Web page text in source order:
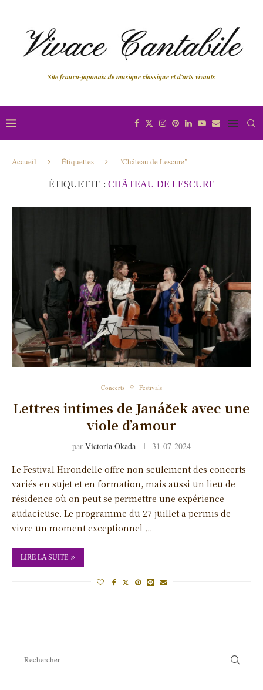
Site franco-japonais de musique classique et d'arts vivants
Accueil Étiquettes "Château de Lescure"
ÉTIQUETTE : CHÂTEAU DE LESCURE
Concerts Festivals
Lettres intimes de Janáček avec une
viole d’amour
par Victoria Okada 31-07-2024
Le Festival Hirondelle offre non seulement des concerts
variés en sujet et en formation, mais aussi un lieu de
résidence où on peut se permettre une expérience
audacieuse. Le programme du 27 juillet a permis de
vivre un moment exceptionnel …
LIRE LA SUITE